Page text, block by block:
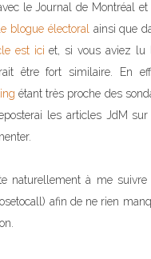
le Journal de Montréal
blogue électoral ainsi que
est ici et, si vous aviez lu
être fort similaire. En
étant très proche des
les articles JdM
naturellement à me
afin de ne rien